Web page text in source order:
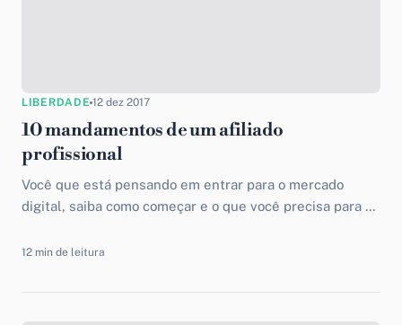
LIBERDADE 12 dez 2017
10 mandamentos de um afiliado
profissional
Você que está pensando em entrar para o mercado
digital, saiba como começar e o que você precisa para se
12 min de leitura